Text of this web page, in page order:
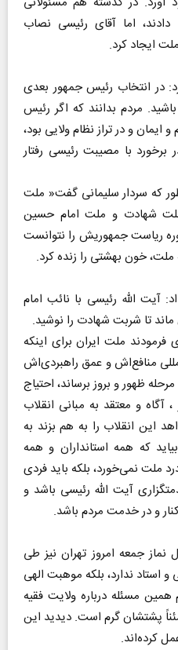
اما آقای رئیسی نصاب
ایجاد کرد.
در انتخاب رئیس جمهور بعدی
مردم بدانند که اگر رئیس
و در تراز نظام ولایی بود،
برخورد با مصیبت رئیسی رفتار
که سردار سلیمانی گفت« ملت
ملت شهادت و ملت امام حسین
ریاست جمهوریش را نتوانست
ملت، خون بهشتی را زنده کرد.
آیت الله رئیسی با نائب امام
تا شربت شهادت را نوشید.
ملت ایران برای اینکه
منافع‌اش و عمق راهبردی‌اش
ظهور و بروز برساند، احتیاج
آگاه و معتقد به مبانی انقلاب
این انقلاب را به هم بزند به
که همه استانداران و همه
ملت نمی‌خورد، بلکه باید فردی
آیت الله رئیسی باشد و
و در خدمت مردم باشد.
جمعه امروز تهران نیز طی
ندارد، بلکه موهبت الهی
مسئله درباره ولایت فقیه
پشتشان گرم است. دیدید این
کرده‌اند.